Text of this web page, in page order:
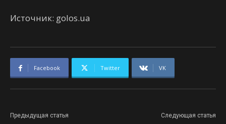
Источник: golos.ua
Facebook Twitter VK
Предыдущая статья Следующая статья